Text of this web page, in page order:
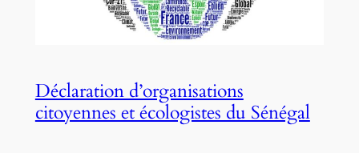
Déclaration d’organisations
citoyennes et écologistes du Sénégal